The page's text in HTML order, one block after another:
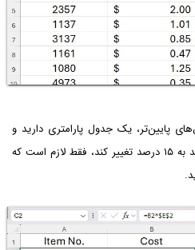
پایین‌تر، یک جدول پارامتری دارید و
فرضاً اگر بخواهید مالیات از ۲۰ درصد به ۱۵ درصد تغییر کند، فقط لازم است که